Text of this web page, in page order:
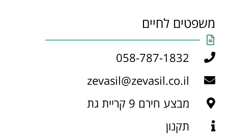
משפטים לחיים
058-787-1832
zevasil@zevasil.co.il
מבצע חירם 9 קריית גת
תקנון